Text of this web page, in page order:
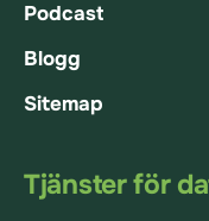
Podcast
Blogg
Sitemap
Tjänster för